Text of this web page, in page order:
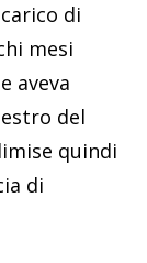
di
mesi
aveva
del
quindi
di